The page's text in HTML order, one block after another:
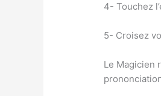
4- Touchez
5- Croisez
Le Magicien